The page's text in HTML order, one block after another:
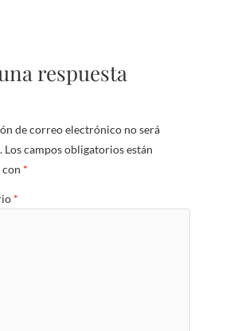
respuesta
de correo electrónico no será
Los campos obligatorios están
con *
*